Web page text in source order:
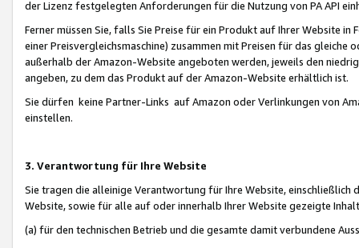
der Lizenz festgelegten Anforderungen für die Nutzung von PA API
Ferner müssen Sie, falls Sie Preise für ein Produkt auf Ihrer Website
einer Preisvergleichsmaschine) zusammen mit Preisen für das
außerhalb der Amazon-Website angeboten werden, jeweils den
angeben, zu dem das Produkt auf der Amazon-Website erhältlich ist.
Sie dürfen keine Partner-Links auf Amazon oder Verlinkungen von
einstellen.
3. Verantwortung für Ihre Website
Sie tragen die alleinige Verantwortung für Ihre Website,
Website, sowie für alle auf oder innerhalb Ihrer Website gezeigte
(a) für den technischen Betrieb und die gesamte damit verbundene